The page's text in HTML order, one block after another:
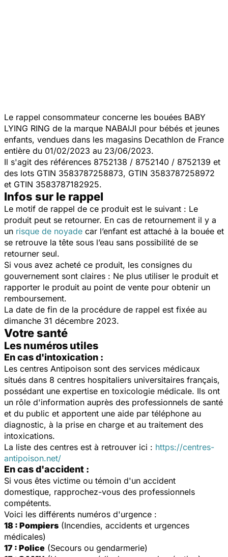
Le rappel consommateur concerne les bouées BABY
LYING RING de la marque NABAIJI pour bébés et jeunes
enfants, vendues dans les magasins Decathlon de France
entière du 01/02/2023 au 23/06/2023.
Il s'agit des références 8752138 / 8752140 / 8752139 et
des lots GTIN 3583787258873, GTIN 3583787258972
et GTIN 3583787182925.
Infos sur le rappel
Le motif de rappel de ce produit est le suivant : Le
produit peut se retourner. En cas de retournement il y a
un risque de noyade car l’enfant est attaché à la bouée et
se retrouve la tête sous l’eau sans possibilité de se
retourner seul.
Si vous avez acheté ce produit, les consignes du
gouvernement sont claires : Ne plus utiliser le produit et
rapporter le produit au point de vente pour obtenir un
remboursement.
La date de fin de la procédure de rappel est fixée au
dimanche 31 décembre 2023.
Votre santé
Les numéros utiles
En cas d'intoxication :
Les centres Antipoison sont des services médicaux
situés dans 8 centres hospitaliers universitaires français,
possédant une expertise en toxicologie médicale. Ils ont
un rôle d'information auprès des professionnels de santé
et du public et apportent une aide par téléphone au
diagnostic, à la prise en charge et au traitement des
intoxications.
La liste des centres est à retrouver ici : https://centres-
antipoison.net/
En cas d'accident :
Si vous êtes victime ou témoin d'un accident
domestique, rapprochez-vous des professionnels
compétents.
Voici les différents numéros d'urgence :
18 : Pompiers (Incendies, accidents et urgences
médicales)
17 : Police (Secours ou gendarmerie)